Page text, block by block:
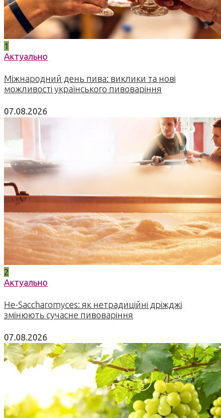
1
Актуально
Міжнародний день пива: виклики та нові
можливості українського пивоваріння
07.08.2026
2
Актуально
Не-Saccharomyces: як нетрадиційні дріжджі
змінюють сучасне пивоваріння
07.08.2026